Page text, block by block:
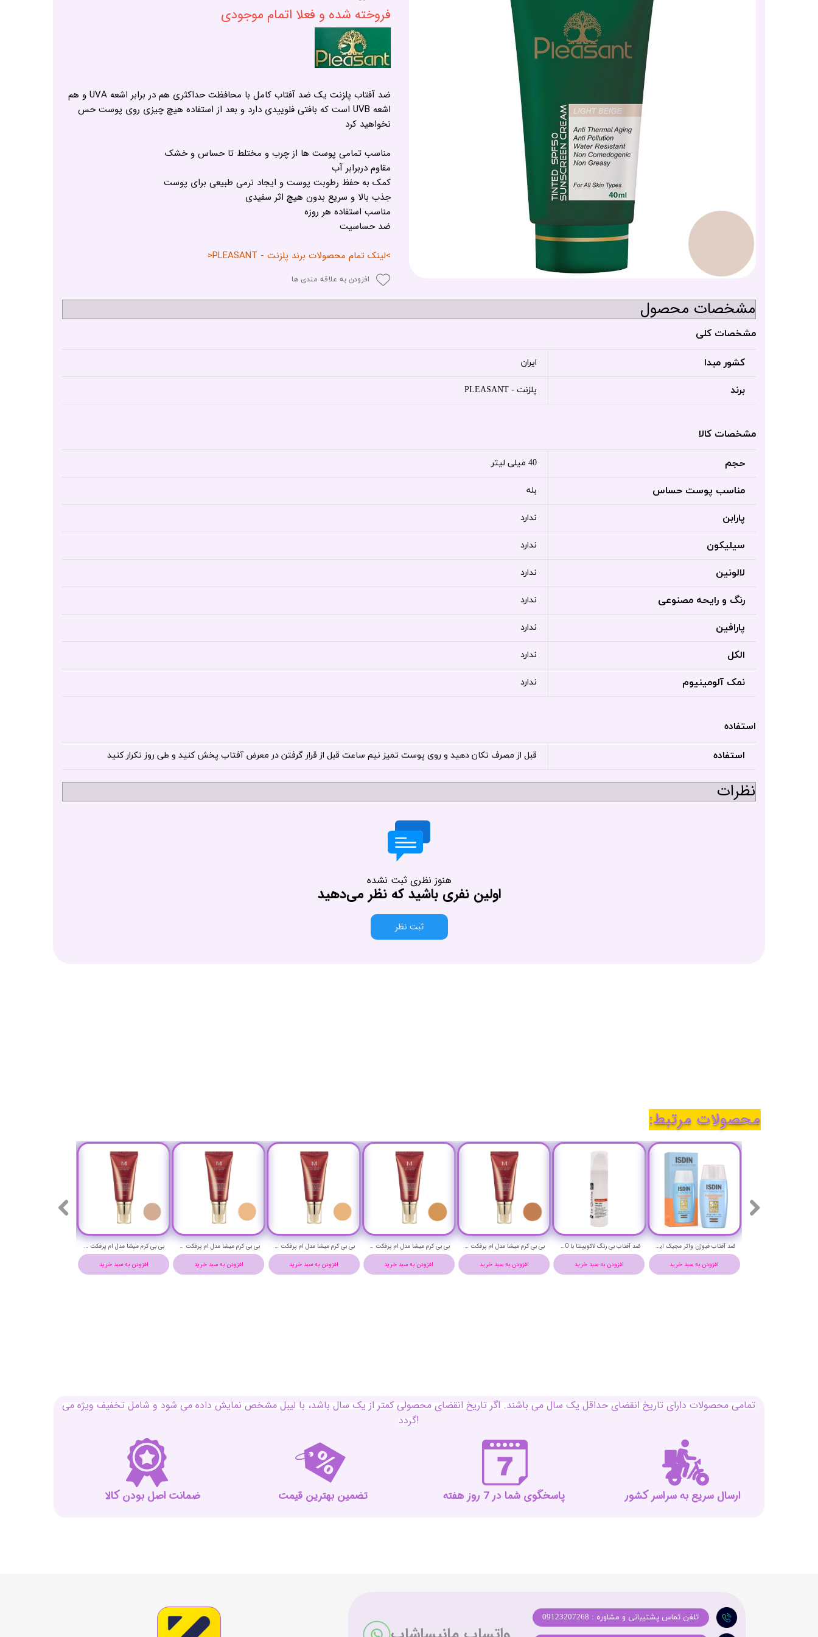
فروخته شده و فعلا اتمام موجودی
ضد آفتاب پلزنت یک ضد آفتاب کامل با محافظت حداکثری هم در برابر اشعه UVA و هم
اشعه UVB است که بافتی فلوییدی دارد و بعد از استفاده هیچ چیزی روی پوست حس
نخواهید کرد
مناسب تمامی پوست ها از چرب و مختلط تا حساس و خشک
مقاوم دربرابر آب
کمک به حفظ رطوبت پوست و ایجاد نرمی طبیعی برای پوست
جذب بالا و سریع بدون هیچ اثر سفیدی
مناسب استفاده هر روزه
ضد حساسیت
>لینک تمام محصولات برند پلزنت - PLEASANT<
افزودن به علاقه مندی ها
مشخصات محصول
مشخصات کلی
کشور مبدا ایران
برند پلزنت - PLEASANT
مشخصات کالا
حجم 40 میلی لیتر
مناسب پوست حساس بله
پارابن ندارد
سیلیکون ندارد
لالونین ندارد
رنگ و رایحه مصنوعی ندارد
پارافین ندارد
الکل ندارد
نمک آلومینیوم ندارد
استفاده
استفاده قبل از مصرف تکان دهید و روی پوست تمیز نیم ساعت قبل از قرار گرفتن در معرض آفتاب پخش کنید و طی روز تکرار کنید
نظرات
هنوز نظری ثبت نشده
اولین نفری باشید که نظر می‌دهید
ثبت نظر
بی بی کرم میشا مدل ام پرفکت حجم 50 میلی لیتر شماره 23 - MISSHA M PERFECT COVER BB CREAM NO 23
افزودن به سبد خرید
بی بی کرم میشا مدل ام پرفکت حجم 50 میلی لیتر شماره 25 - MISSHA M PERFECT COVER BB CREAM NO 25
افزودن به سبد خرید
بی بی کرم میشا مدل ام پرفکت حجم 50 میلی لیتر شماره 27 - MISSHA M PERFECT COVER BB CREAM NO 27
افزودن به سبد خرید
بی بی کرم میشا مدل ام پرفکت حجم 50 میلی لیتر شماره 29 - MISSHA M PERFECT COVER BB CREAM NO 29
افزودن به سبد خرید
بی بی کرم میشا مدل ام پرفکت حجم 50 میلی لیتر شماره 31 - MISSHA M PERFECT COVER BB CREAM NO 31
افزودن به سبد خرید
ضد آفتاب بی رنگ لاکویینتا با SPF+50 حجم 50 میلی لیتر - LaQuinta sunscreen with spf+50
افزودن به سبد خرید
ضد آفتاب فیوژن واتر مجیک ایزدین اس پی اف 50 حجم 50 میلی لیتر - ISDIN FOTOPROTECTOR FUSIONWATER MAGIC
افزودن به سبد خرید
محصولات مرتبط:
تمامی محصولات دارای تاریخ انقضای حداقل یک سال می باشند. اگر تاریخ انقضای محصولی کمتر از یک سال باشد، با لیبل مشخص نمایش داده می شود و شامل تخفیف ویژه می
گردد!
ضمانت اصل بودن کالا تضمین بهترین قیمت پاسخگوی شما در 7 روز هفته ارسال سریع به سراسر کشور
تلفن تماس پشتیبانی و مشاوره : 09123207268